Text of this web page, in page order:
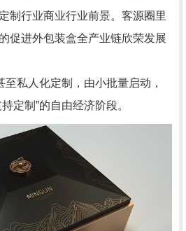
制行业商业行业前景。客源圈里
促进外包装盒全产业链欣荣发展
私人化定制，由小批量启动，
定制”的自由经济阶段。